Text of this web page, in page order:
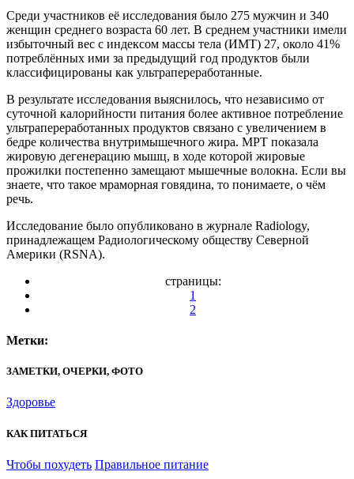
Среди участников её исследования было 275 мужчин и 340
женщин среднего возраста 60 лет. В среднем участники имели
избыточный вес с индексом массы тела (ИМТ) 27, около 41%
потреблённых ими за предыдущий год продуктов были
классифицированы как ультрапереработанные.
В результате исследования выяснилось, что независимо от
суточной калорийности питания более активное потребление
ультрапереработанных продуктов связано с увеличением в
бедре количества внутримышечного жира. МРТ показала
жировую дегенерацию мышц, в ходе которой жировые
прожилки постепенно замещают мышечные волокна. Если вы
знаете, что такое мраморная говядина, то понимаете, о чём
речь.
Исследование было опубликовано в журнале Radiology,
принадлежащем Радиологическому обществу Северной
Америки (RSNA).
страницы:
1
2
Метки:
ЗАМЕТКИ, ОЧЕРКИ, ФОТО
Здоровье
КАК ПИТАТЬСЯ
Чтобы похудеть Правильное питание